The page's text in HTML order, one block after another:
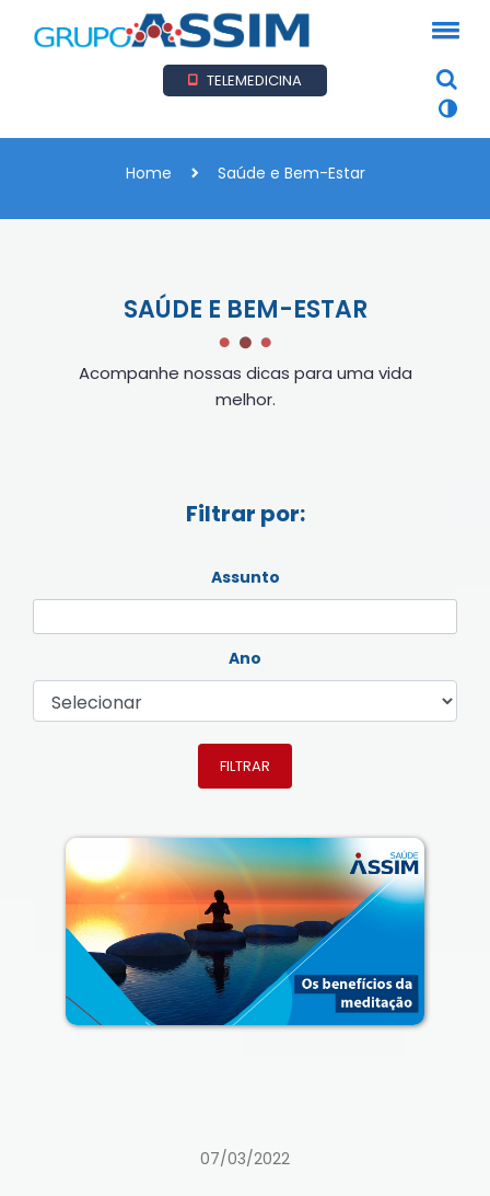
TELEMEDICINA
Home Saúde e Bem-Estar
SAÚDE E BEM-ESTAR
Acompanhe nossas dicas para uma vida
melhor.
Filtrar por:
Assunto
Ano
FILTRAR
07/03/2022